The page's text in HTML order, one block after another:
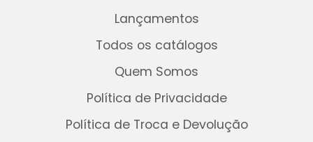
Lançamentos
Todos os catálogos
Quem Somos
Política de Privacidade
Política de Troca e Devolução